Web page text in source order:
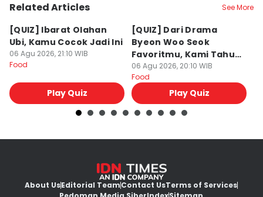
Related Articles See More
[QUIZ] Ibarat Olahan
Ubi, Kamu Cocok Jadi Ini
06 Agu 2026, 21:10 WIB
Food
Play Quiz
[QUIZ] Dari Drama
Byeon Woo Seok
Favoritmu, Kami Tahu
Makanan yang Cocok
untukmu
06 Agu 2026, 20:10 WIB
Food
Play Quiz
About UsEditorial TeamContact UsTerms of Services